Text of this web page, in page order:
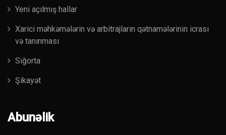
Yeni açılmış hallar
Xarici məhkəmələrin və arbitrajların qətnamələrinin icrası
və tanınması
Sığorta
Şikayət
Abunəlik